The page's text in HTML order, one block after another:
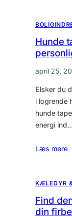
Hunde
april 25,
Elsker du
i logrende
hunde
energi ind…
Læs mere
KÆLEDYR
Find
din